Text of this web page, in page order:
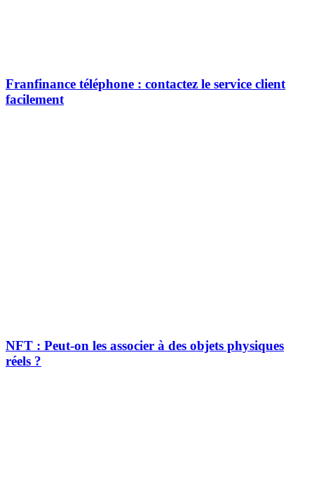
Franfinance téléphone : contactez le service client
facilement
NFT : Peut-on les associer à des objets physiques
réels ?